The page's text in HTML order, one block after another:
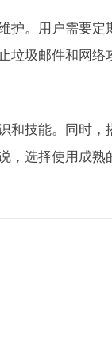
护。用户需要定
垃圾邮件和网络
和技能。同时，
，选择使用成熟